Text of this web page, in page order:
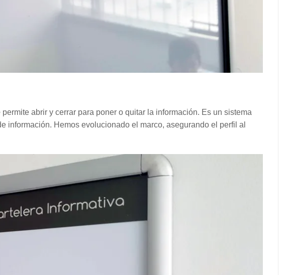
abrir y cerrar para poner o quitar la información. Es un sistema
información. Hemos evolucionado el marco, asegurando el perfil al